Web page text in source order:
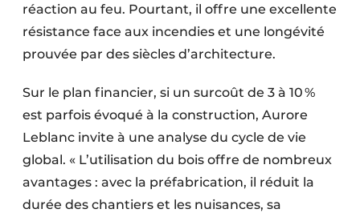
réaction au feu. Pourtant, il offre une excellente
résistance face aux incendies et une longévité
prouvée par des siècles d’architecture.
Sur le plan financier, si un surcoût de 3 à 10 %
est parfois évoqué à la construction, Aurore
Leblanc invite à une analyse du cycle de vie
global. « L’utilisation du bois offre de nombreux
avantages : avec la préfabrication, il réduit la
durée des chantiers et les nuisances, sa